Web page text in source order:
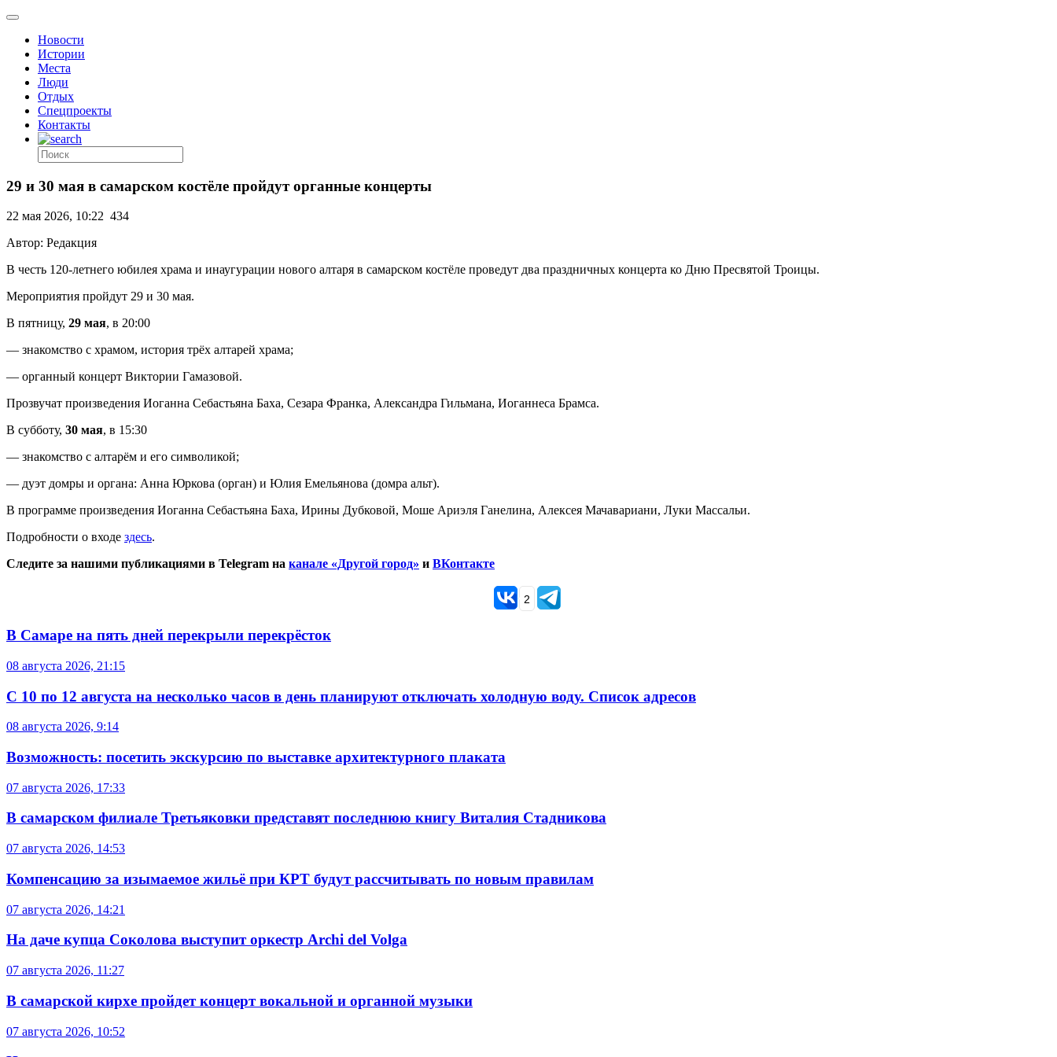
Новости
Истории
Места
Люди
Отдых
Спецпроекты
Контакты
29 и 30 мая в самарском костёле пройдут органные концерты
22 мая 2026, 10:22 434
Автор: Редакция
В честь 120-летнего юбилея храма и инаугурации нового алтаря в самарском костёле проведут два праздничных концерта ко Дню Пресвятой Троицы.
Мероприятия пройдут 29 и 30 мая.
В пятницу, 29 мая, в 20:00
— знакомство с храмом, история трёх алтарей храма;
— органный концерт Виктории Гамазовой.
Прозвучат произведения Иоганна Себастьяна Баха, Сезара Франка, Александра Гильмана, Иоганнеса Брамса.
В субботу, 30 мая, в 15:30
— знакомство с алтарём и его символикой;
— дуэт домры и органа: Анна Юркова (орган) и Юлия Емельянова (домра альт).
В программе произведения Иоганна Себастьяна Баха, Ирины Дубковой, Моше Ариэля Ганелина, Алексея Мачавариани, Луки Массальи.
Подробности о входе здесь.
Следите за нашими публикациями в Telegram на канале «Другой город» и ВКонтакте
2
В Самаре на пять дней перекрыли перекрёсток
08 августа 2026, 21:15
С 10 по 12 августа на несколько часов в день планируют отключать холодную воду. Список адресов
08 августа 2026, 9:14
Возможность: посетить экскурсию по выставке архитектурного плаката
07 августа 2026, 17:33
В самарском филиале Третьяковки представят последнюю книгу Виталия Стадникова
07 августа 2026, 14:53
Компенсацию за изымаемое жильё при КРТ будут рассчитывать по новым правилам
07 августа 2026, 14:21
На даче купца Соколова выступит оркестр Archi del Volga
07 августа 2026, 11:27
В самарской кирхе пройдет концерт вокальной и органной музыки
07 августа 2026, 10:52